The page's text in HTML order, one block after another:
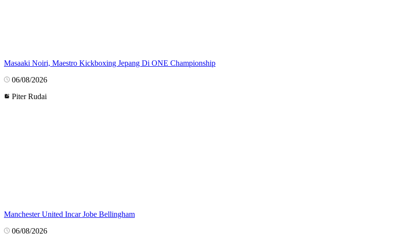
Masaaki Noiri, Maestro Kickboxing Jepang Di ONE Championship
06/08/2026
Piter Rudai
Manchester United Incar Jobe Bellingham
06/08/2026